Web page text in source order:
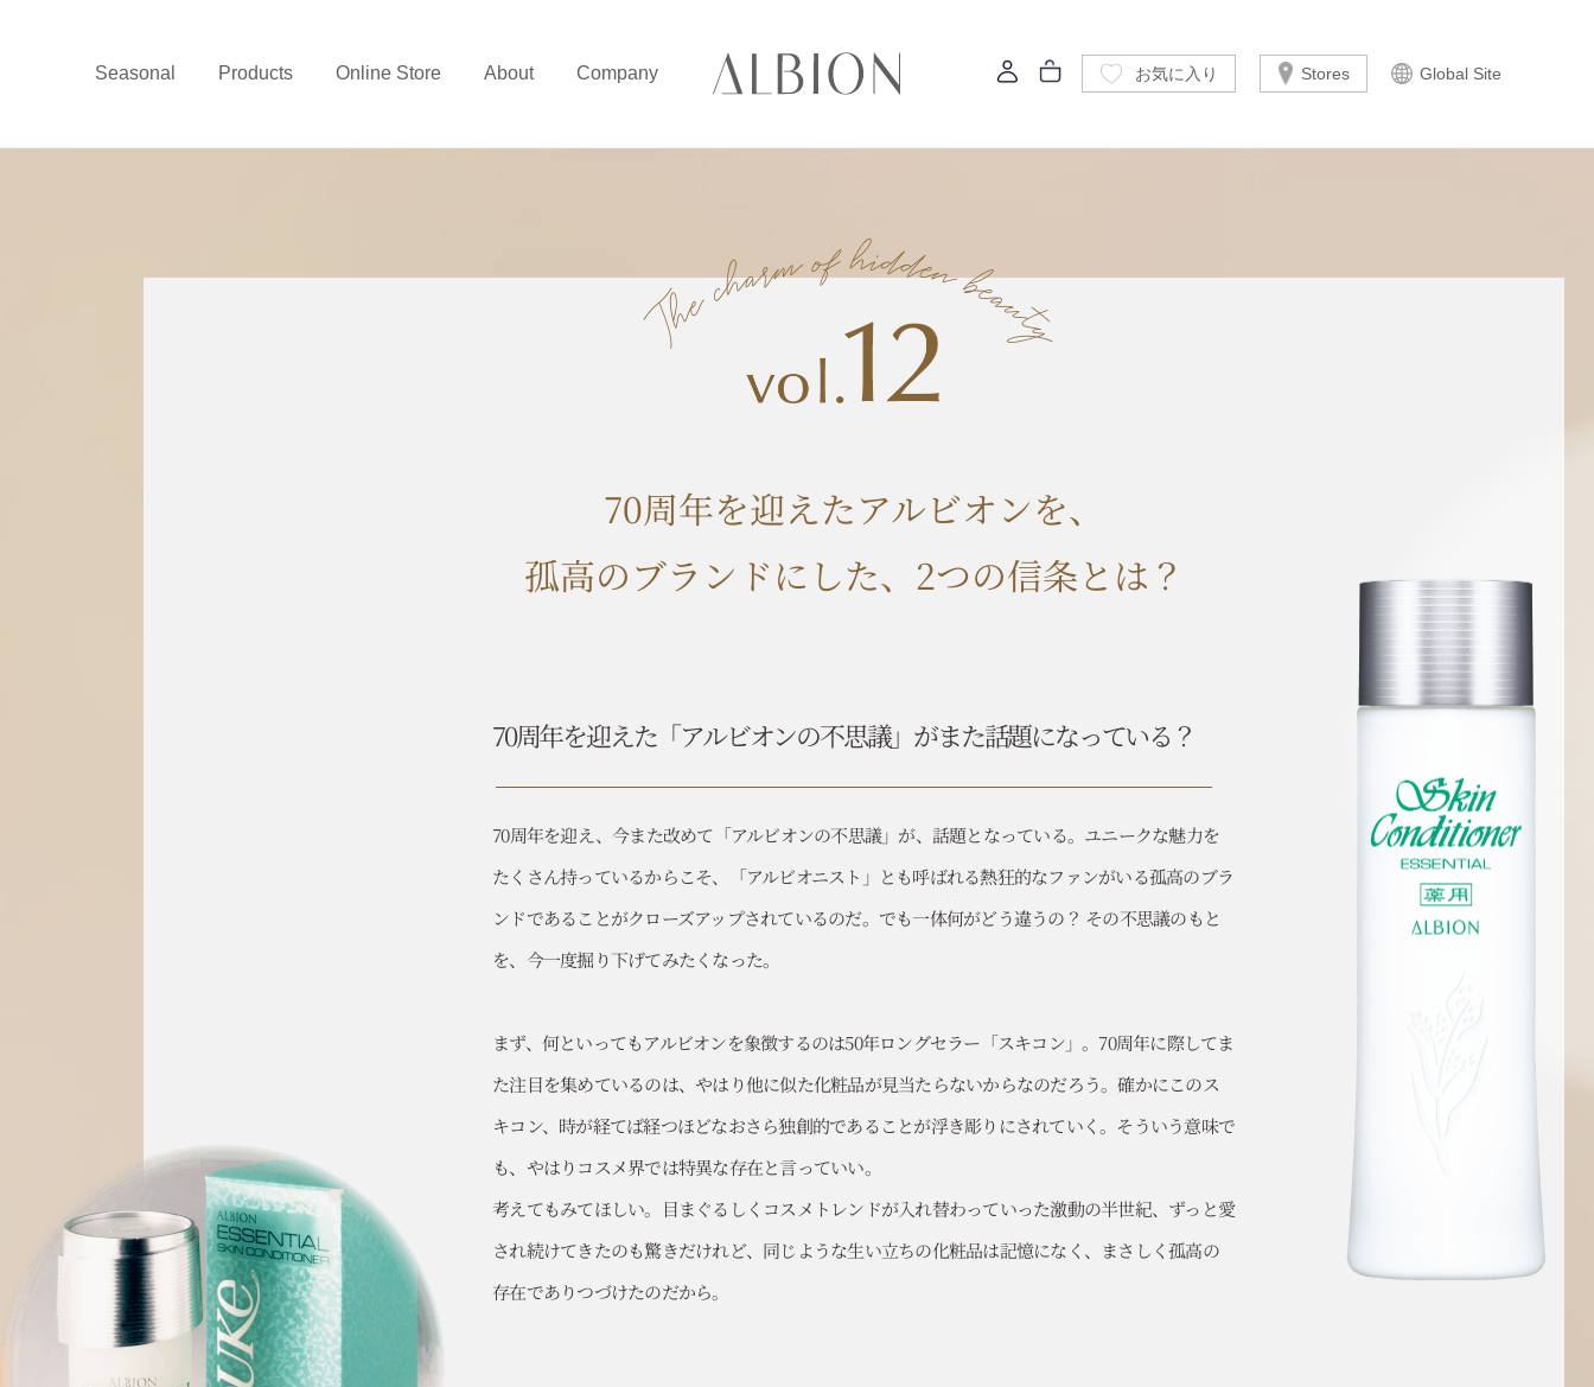
Seasonal Products Online Store About Company お気に入り Stores Global Site
70周年を迎えたアルビオンを、
孤高のブランドにした、 2つの信条とは？
70周年を迎えた「アルビオンの不思議」がまた話題になっている？
70周年を迎え、今また改めて「アルビオンの不思議」が、話題となっている。ユニークな魅力を
たくさん持っているからこそ、「アルビオニスト」とも呼ばれる熱狂的なファンがいる孤高のブラ
ンドであることがクローズアップされているのだ。でも一体何がどう違うの？ その不思議のもと
を、今一度掘り下げてみたくなった。
まず、何といってもアルビオンを象徴するのは50年ロングセラー「スキコン」。70周年に際してま
た注目を集めているのは、やはり他に似た化粧品が見当たらないからなのだろう。確かにこのス
キコン、時が経てば経つほどなおさら独創的であることが浮き彫りにされていく。そういう意味で
も、やはりコスメ界では特異な存在と言っていい。
考えてもみてほしい。目まぐるしくコスメトレンドが入れ替わっていった激動の半世紀、ずっと愛
され続けてきたのも驚きだけれど、同じような生い立ちの化粧品は記憶になく、まさしく孤高の
存在でありつづけたのだから。